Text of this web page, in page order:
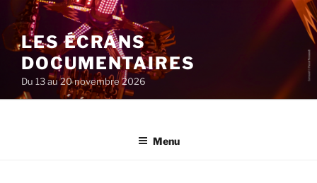
au
contenu
principal
LES ÉCRANS
DOCUMENTAIRES
Du 13 au 20 novembre 2026
Menu